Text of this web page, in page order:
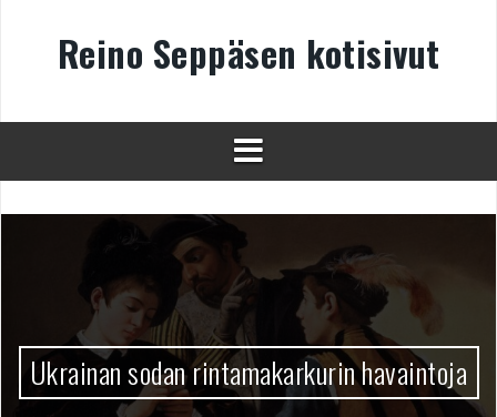
Reino Seppäsen kotisivut
Ukrainan sodan rintamakarkurin havaintoja